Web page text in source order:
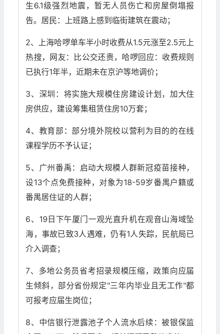
生6.1级强 烈地震，暂无人员伤亡和房屋倒塌报
告。居民：上班路上感到临街建筑在震动；
2、上海哈啰单车半小时收费从1.5元涨至2.5元上
热搜，网友：比公交还贵，哈啰回应：收费规则
已执行1年半，近期未在京沪等地调价；
3、深圳：将实施大规模住房建设计划，加大住
房供应，建设筹集租赁住房10万套；
4、教育部：部分境外院校以营利为目的的在线
课程学历不予认证；
5、广州番禹：启动大规模人群新冠疫苗接种，
设13个点免费接种，对象为18-59岁番禺户籍或
番禺居住证的人群；
6、19日下午厦门一观光直升机在观音山海域坠
海，事故已致3人遇难，仍有1人失踪，民航局已
介入调查；
7、多地公务员省考招录规模压缩，政策向应届
生倾斜，部分省份规定"三年内毕业且无工作"都
可报考应届生岗位；
8、中信银行泄露池子个人流水后续：被银保监